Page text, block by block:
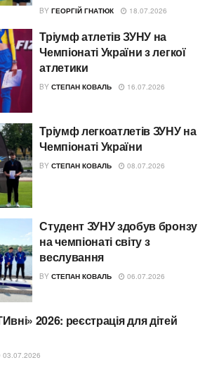
BY ГЕОРГІЙ ГНАТЮК 18.07.2026
Тріумф атлетів ЗУНУ на
Чемпіонаті України з легкої
атлетики
BY СТЕПАН КОВАЛЬ 16.07.2026
Тріумф легкоатлетів ЗУНУ на
Чемпіонаті України
BY СТЕПАН КОВАЛЬ 08.07.2026
Студент ЗУНУ здобув бронзу
на чемпіонаті світу з
веслування
BY СТЕПАН КОВАЛЬ 06.07.2026
2026: реєстрація для дітей
03.07.2026